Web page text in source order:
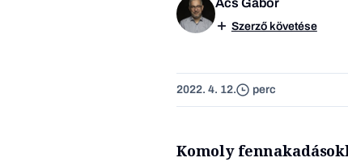
Szerző követése
2022. 4. 12. perc
Komoly